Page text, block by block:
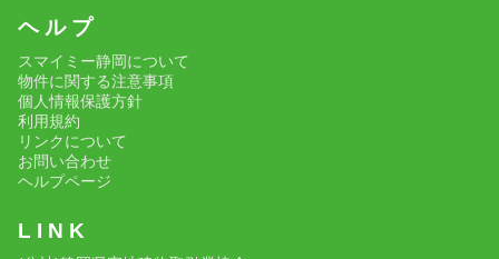
ヘ ル プ
スマイミー静岡について
物件に関する注意事項
個人情報保護方針
利用規約
リンクについて
お問い合わせ
ヘルプページ
L I N K